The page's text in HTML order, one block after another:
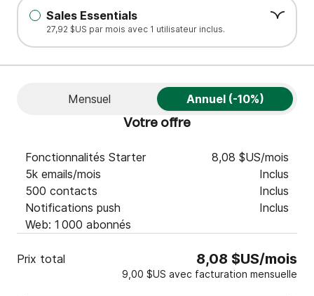
Sales Essentials
27,92 $US par mois avec 1 utilisateur inclus.
Mensuel Annuel (-10%)
Votre offre
Fonctionnalités Starter
8,08 $US/mois
5k emails/mois
Inclus
500 contacts
Inclus
Notifications push
Web: 1 000 abonnés
Inclus
Prix total 8,08 $US/mois
9,00 $US avec facturation mensuelle